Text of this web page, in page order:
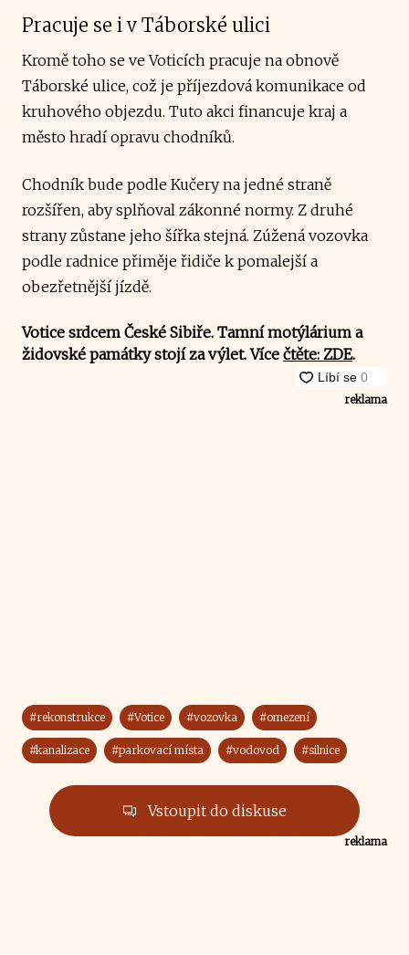
Pracuje se i v Táborské ulici
Kromě toho se ve Voticích pracuje na obnově
Táborské ulice, což je příjezdová komunikace od
kruhového objezdu. Tuto akci financuje kraj a
město hradí opravu chodníků.
Chodník bude podle Kučery na jedné straně
rozšířen, aby splňoval zákonné normy. Z druhé
strany zůstane jeho šířka stejná. Zúžená vozovka
podle radnice přiměje řidiče k pomalejší a
obezřetnější jízdě.
Votice srdcem České Sibiře. Tamní motýlárium a
židovské památky stojí za výlet. Více čtěte: ZDE.
reklama
#rekonstrukce #Votice #vozovka #omezení
#kanalizace #parkovací místa #vodovod #silnice
Vstoupit do diskuse
reklama